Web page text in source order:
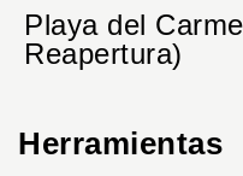
Playa del
Reapertura)
Herramientas